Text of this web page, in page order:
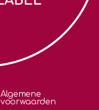
Algemene
voorwaarden